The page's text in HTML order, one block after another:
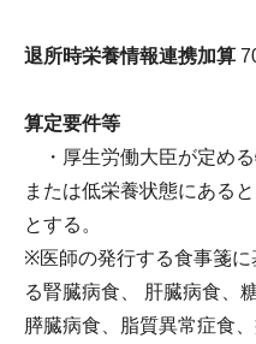
退所時栄養情報連携加算
算定要件等
・厚生労働大臣が定め
または低栄養状態にある
とする。
※医師の発行する食事箋
る腎臓病食、 肝臓病食、
膵臓病食、脂質異常症食